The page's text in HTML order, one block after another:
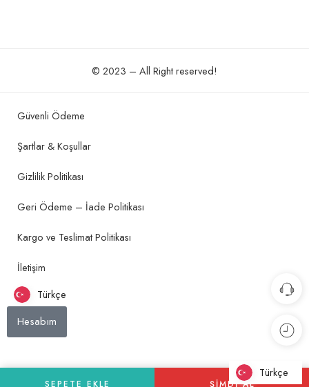
© 2023 – All Right reserved!
Güvenli Ödeme
Şartlar & Koşullar
Gizlilik Politikası
Geri Ödeme – İade Politikası
Kargo ve Teslimat Politikası
İletişim
Türkçe
Hesabım
Türkçe
Türkçe
SEPETE EKLE ŞIMDI AL